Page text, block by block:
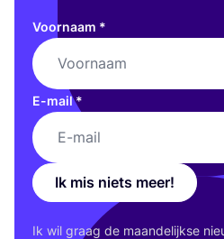
Voornaam *
E-mail*
Ik mis niets meer!
Ik wil graag de maan­de­lijk­se